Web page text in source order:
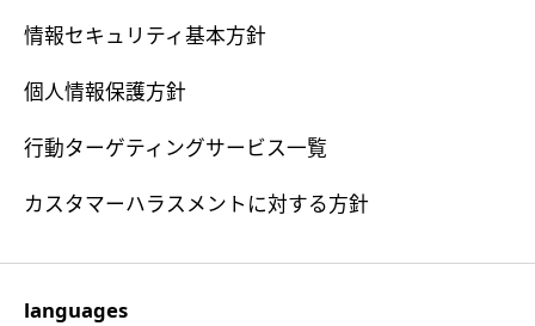
情報セキュリティ基本方針
個人情報保護方針
行動ターゲティングサービス一覧
カスタマーハラスメントに対する方針
languages